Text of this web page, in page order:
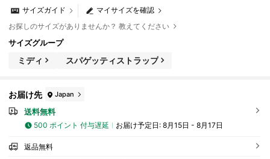
マイサイズを確認
サイズガイド
お探しのサイズがありませんか？ 教えてください
サイズグループ
ミディ スパゲッティストラップ
お届け先 Japan
送料無料
500 ポイント 付与遅延 お届け予定日: 8月15日 - 8月17日
返品無料